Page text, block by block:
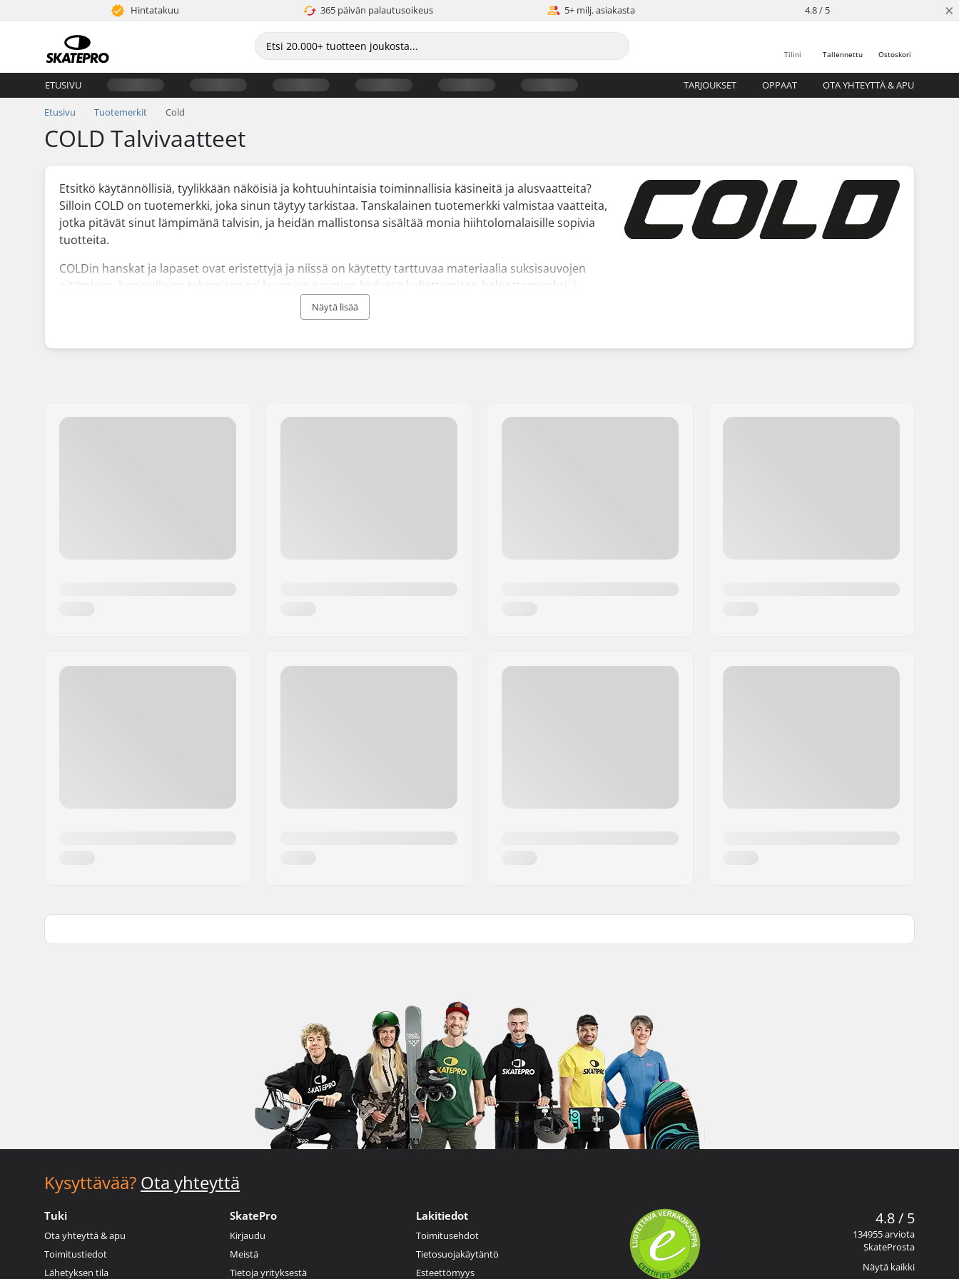
Hintatakuu 365 päivän palautusoikeus 5+ milj. asiakasta 4.8 / 5 ×
Ostoskori
Tallennettu
Tilini
ETUSIVU TARJOUKSET OPPAAT OTA YHTEYTTÄ & APU
Etusivu Tuotemerkit Cold
COLD Talvivaatteet
Etsitkö käytännöllisiä, tyylikkään näköisiä ja kohtuuhintaisia toiminnallisia käsineitä ja alusvaatteita?
Silloin COLD on tuotemerkki, joka sinun täytyy tarkistaa. Tanskalainen tuotemerkki valmistaa vaatteita,
jotka pitävät sinut lämpimänä talvisin, ja heidän mallistonsa sisältää monia hiihtolomalaisille sopivia
tuotteita.
COLDin hanskat ja lapaset ovat eristettyjä ja niissä on käytetty tarttuvaa materiaalia suksisauvojen
pitämisen, lumipallojen tekemisen tai kuumien juomien kädessä kuljettamisen helpottamiseksi. I-
Touch -sarja sisältää myös useita malleja, joiden avulla voit käyttää kosketusnäytöllistä puhelintasi
COLDin asenne on valmistaa hyviä tuotteita kohtuuhintaan, minkä ansiosta se on loistava valinta
Näytä lisää
Kysyttävää? Ota yhteyttä
Tuki
Ota yhteyttä & apu
Toimitustiedot
Lähetyksen tila
SkatePro
Kirjaudu
Meistä
Tietoja yrityksestä
Lakitiedot
Toimitusehdot
Tietosuojakäytäntö
Esteettömyys
4.8 / 5
134955 arviota
SkateProsta
Näytä kaikki